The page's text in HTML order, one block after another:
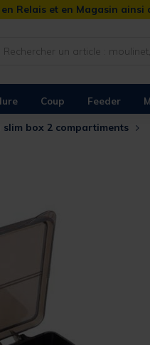
Relais et en Magasin
Coup Feeder
slim box 2 compartiments